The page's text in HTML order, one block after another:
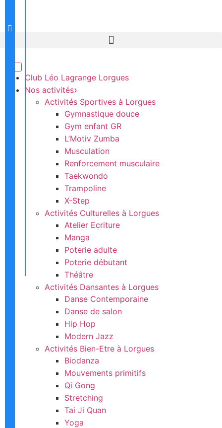
Club Léo Lagrange Lorgues
Nos activités
Activités Sportives à Lorgues
Gymnastique douce
Gym enfant GR
L’Motiv Zumba
Musculation
Renforcement musculaire
Taekwondo
Trampoline
X-Step
Activités Culturelles à Lorgues
Atelier Ecriture
Manga
Poterie adulte
Poterie débutant
Théâtre
Activités Dansantes à Lorgues
Danse Contemporaine
Danse de salon
Hip Hop
Modern Jazz
Activités Bien-Etre à Lorgues
Biodanza
Mouvements primitifs
Qi Gong
Stretching
Tai Ji Quan
Yoga